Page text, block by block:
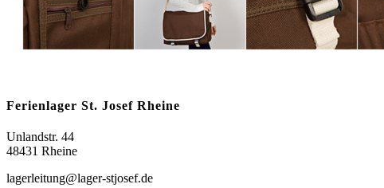
Ferienlager St. Josef Rheine
Unlandstr. 44
48431 Rheine
lagerleitung@lager-stjosef.de